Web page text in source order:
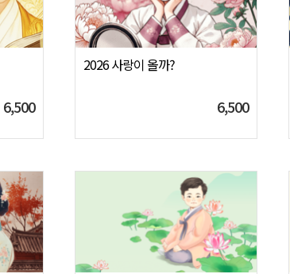
6,500
2026 사랑이 올까?
6,500